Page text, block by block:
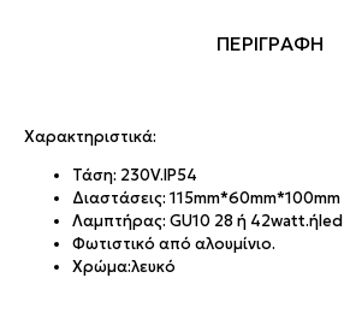
ΠΕΡΙΓΡΑΦΗ
Χαρακτηριστικά:
Τάση: 230V.IP54
Διαστάσεις: 115mm*60mm*100mm
Λαμπτήρας: GU10 28 ή
Φωτιστικό από αλουμίνιο.
Χρώμα:λευκό